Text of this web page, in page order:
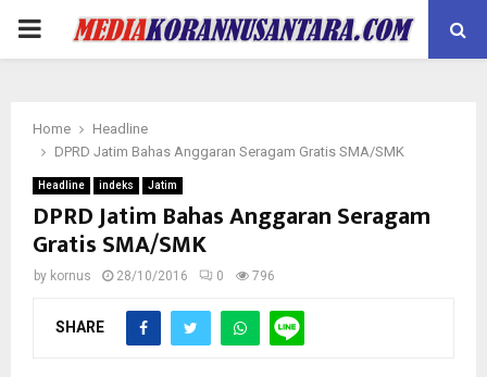
PRIMARY
Home
Headline
DPRD Jatim Bahas Anggaran Seragam Gratis SMA/SMK
Headline indeks Jatim
DPRD Jatim Bahas Anggaran Seragam
Gratis SMA/SMK
by kornus 28/10/2016 0 796
SHARE